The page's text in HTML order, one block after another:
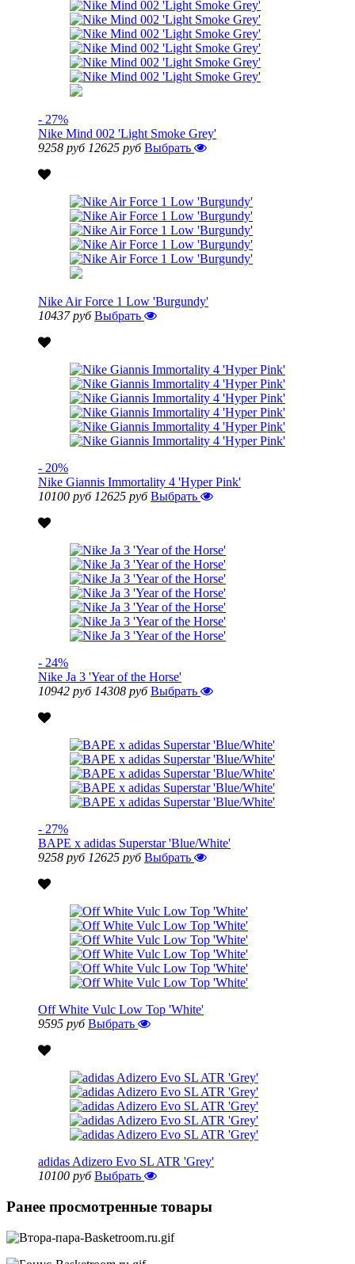
- 27%
Nike Mind 002 'Light Smoke Grey'
9258 руб 12625 руб Выбрать
Nike Air Force 1 Low 'Burgundy'
10437 руб Выбрать
- 20%
Nike Giannis Immortality 4 'Hyper Pink'
10100 руб 12625 руб Выбрать
- 24%
Nike Ja 3 'Year of the Horse'
10942 руб 14308 руб Выбрать
- 27%
BAPE x adidas Superstar 'Blue/White'
9258 руб 12625 руб Выбрать
Off White Vulc Low Top 'White'
9595 руб Выбрать
adidas Adizero Evo SL ATR 'Grey'
10100 руб Выбрать
Ранее просмотренные товары